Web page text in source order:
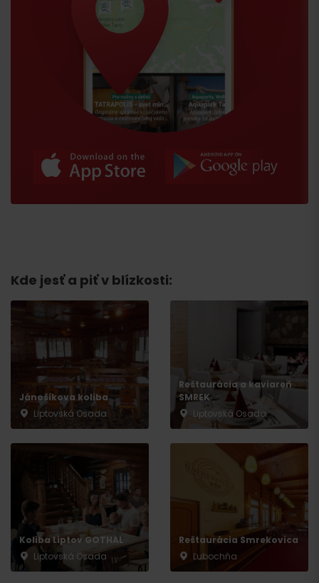
Kde jesť a piť v blízkosti:
Jánošíkova koliba
Liptovská Osada
Reštaurácia a kaviareň
SMREK
Liptovská Osada
Koliba Liptov GOTHAL
Liptovská Osada
Reštaurácia Smrekovica
Ľubochňa